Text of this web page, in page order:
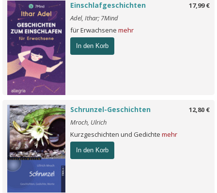
17,99 €
Einschlafgeschichten
Adel, Ithar; 7Mind
für Erwachsene mehr
In den Korb
12,80 €
Schrunzel-Geschichten
Mroch, Ulrich
Kurzgeschichten und Gedichte mehr
In den Korb